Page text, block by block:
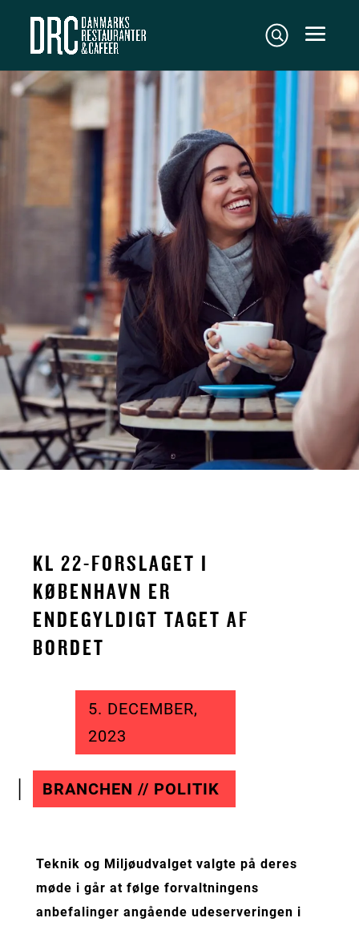
KL 22-FORSLAGET I
KØBENHAVN ER
ENDEGYLDIGT TAGET AF
BORDET
5. DECEMBER,
2023
BRANCHEN // POLITIK
Teknik og Miljøudvalget valgte på deres
møde i går at følge forvaltningens
anbefalinger angående udeserveringen i